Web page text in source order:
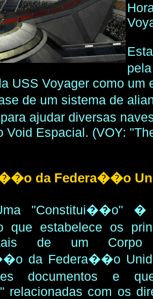
USS Voyager como um
de um sistema de
ajudar diversas
Void Espacial. (VOY:
da Federa��o
"Constitui��o" �
que estabelece os
de um Corpo
da Federa��o
documentos e
relacionadas com os